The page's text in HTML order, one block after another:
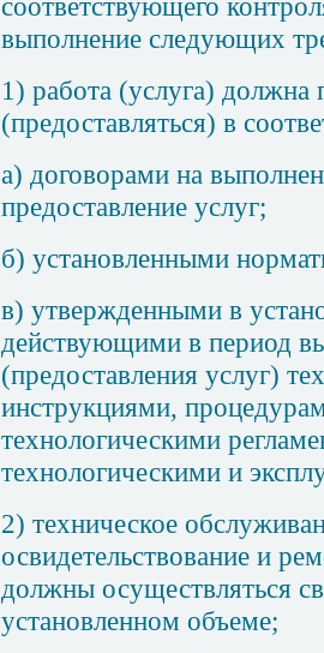
выполнение следующих
1) работа (услуга) должна
(предоставляться) в
а) договорами на
предоставление услуг;
б) установленными
в) утвержденными в
действующими в период
(предоставления услуг)
инструкциями,
технологическими
технологическими и
2) техническое
освидетельствование и
должны осуществляться
установленном объеме;